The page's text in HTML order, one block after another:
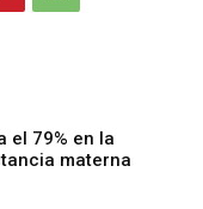
el 79% en la
materna